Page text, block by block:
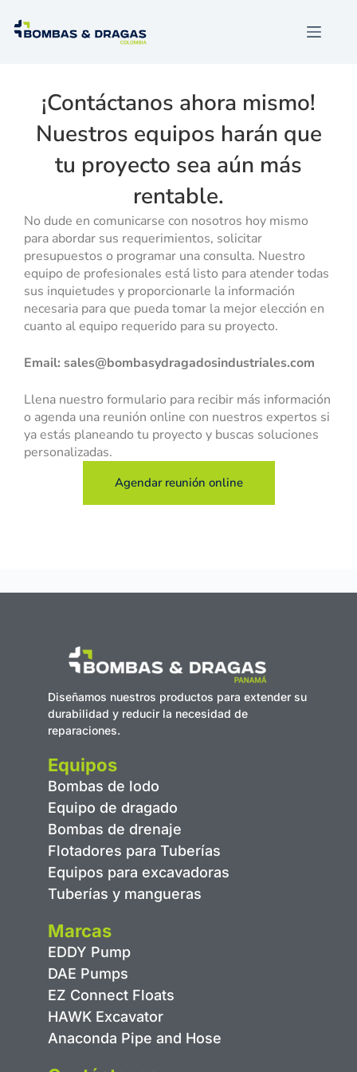
¡Contáctanos ahora mismo!
Nuestros equipos harán que
tu proyecto sea aún más
rentable.
No dude en comunicarse con nosotros hoy mismo
para abordar sus requerimientos, solicitar
presupuestos o programar una consulta. Nuestro
equipo de profesionales está listo para atender todas
sus inquietudes y proporcionarle la información
necesaria para que pueda tomar la mejor elección en
cuanto al equipo requerido para su proyecto.
Email: sales@bombasydragadosindustriales.com
Llena nuestro formulario para recibir más información
o agenda una reunión online con nuestros expertos si
ya estás planeando tu proyecto y buscas soluciones
personalizadas.
Agendar reunión online
Diseñamos nuestros productos para extender su
durabilidad y reducir la necesidad de
reparaciones.
Equipos
Bombas de lodo
Equipo de dragado
Bombas de drenaje
Flotadores para Tuberías
Equipos para excavadoras
Tuberías y mangueras
Marcas
EDDY Pump
DAE Pumps
EZ Connect Floats
HAWK Excavator
Anaconda Pipe and Hose